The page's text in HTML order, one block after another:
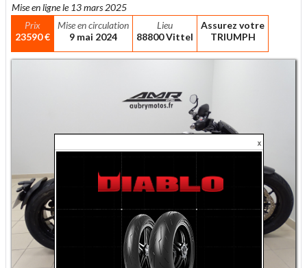
Mise en ligne le 13 mars 2025
Prix
23590 €
Mise en circulation
9 mai 2024
Lieu
88800 Vittel
Assurez votre
TRIUMPH